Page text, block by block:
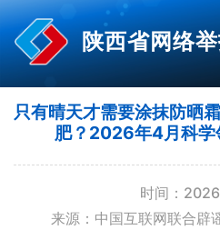
陕西省网络
只有晴天才需要涂抹防晒
肥？2026年4月科
时间：
来源：中国互联网联合辟